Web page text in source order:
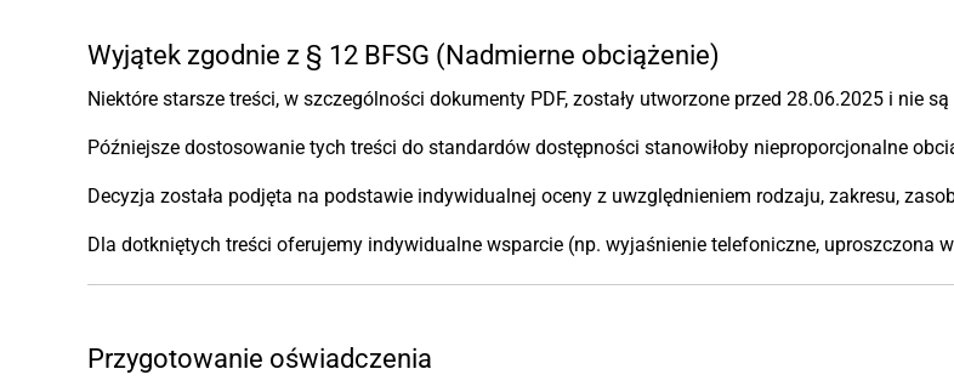
Wyjątek zgodnie z § 12 BFSG (Nadmierne obciążenie)
Niektóre starsze treści, w szczególności dokumenty PDF, zostały utworzone przed 28.06.2025 i nie
Późniejsze dostosowanie tych treści do standardów dostępności stanowiłoby nieproporcjonalne
Decyzja została podjęta na podstawie indywidualnej oceny z uwzględnieniem rodzaju, zakresu,
Dla dotkniętych treści oferujemy indywidualne wsparcie (np. wyjaśnienie telefoniczne, uproszczona
Przygotowanie oświadczenia